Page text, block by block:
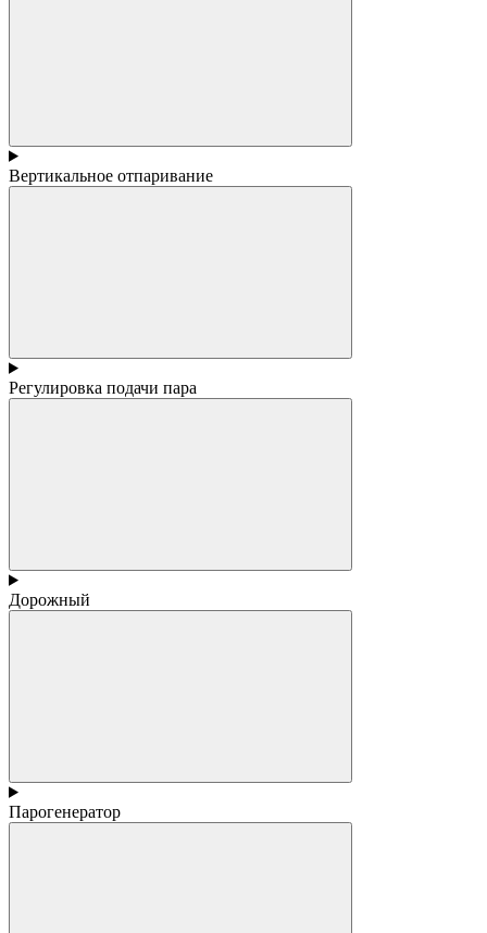
Вертикальное отпаривание
Регулировка подачи пара
Дорожный
Парогенератор